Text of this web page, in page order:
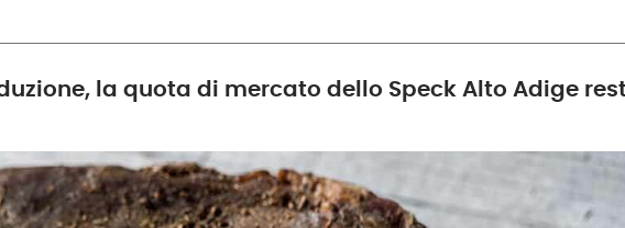
la quota di mercato dello Speck Alto Adige